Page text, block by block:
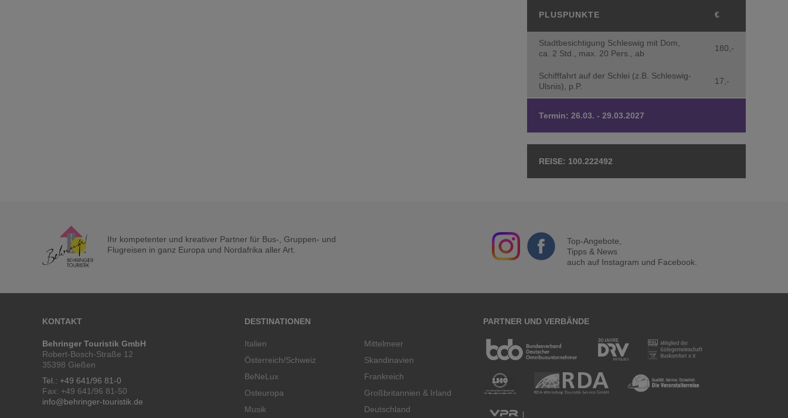
PLUSPUNKTE €
Stadtbesichtigung Schleswig mit Dom,
ca. 2 Std., max. 20 Pers., ab
180,-
Schifffahrt auf der Schlei (z.B. Schleswig-
Ulsnis), p.P.
17,-
Termin: 26.03. - 29.03.2027
100.222492
Ihr kompetenter und kreativer Partner für Bus-, Gruppen- und
Flugreisen in ganz Europa und Nordafrika aller Art.
Top-Angebote,
Tipps & News
auch auf Instagram und Facebook.
KONTAKT
Behringer Touristik GmbH
Robert-Bosch-Straße 12
35398 Gießen
Tel.: +49 641/96 81-0
Fax: +49 641/96 81-50
info@behringer-touristik.de
DESTINATIONEN
Italien
Österreich/Schweiz
BeNeLux
Osteuropa
Musik
Mittelmeer
Skandinavien
Frankreich
Großbritannien & Irland
Deutschland
PARTNER UND VERBÄNDE